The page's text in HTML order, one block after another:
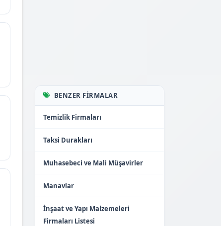
BENZER FIRMALAR
Temizlik Firmaları
Taksi Durakları
Muhasebeci ve Mali Müşavirler
Manavlar
İnşaat ve Yapı Malzemeleri
Firmaları Listesi